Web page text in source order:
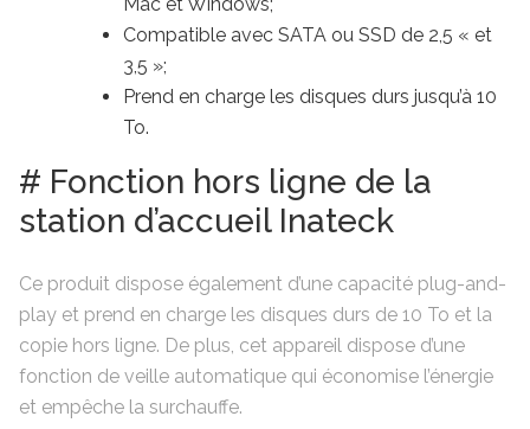
Compatible avec SATA ou SSD de 2,5 « et
3,5 »;
Prend en charge les disques durs jusqu’à 10
To.
# Fonction hors ligne de la
station d’accueil Inateck
Ce produit dispose également d’une capacité plug-and-
play et prend en charge les disques durs de 10 To et la
copie hors ligne. De plus, cet appareil dispose d’une
fonction de veille automatique qui économise l’énergie
et empêche la surchauffe.